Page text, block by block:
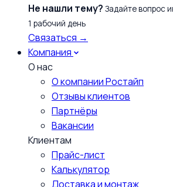
Не нашли тему? Задайте вопрос
1 рабочий день
Связаться →
Компания
О нас
О компании Ростайп
Отзывы клиентов
Партнёры
Вакансии
Клиентам
Прайс-лист
Калькулятор
Доставка и монтаж